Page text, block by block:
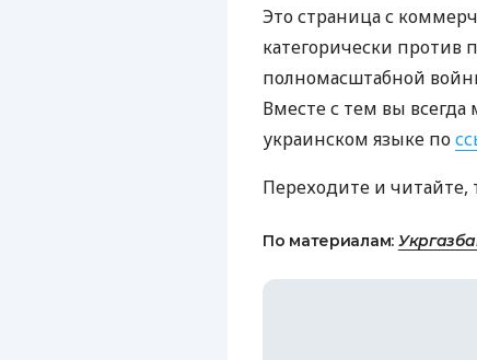
Это страница с
категорически против
полномасштабной
Вместе с тем вы
украинском языке по
Переходите и читайте,
По материалам: